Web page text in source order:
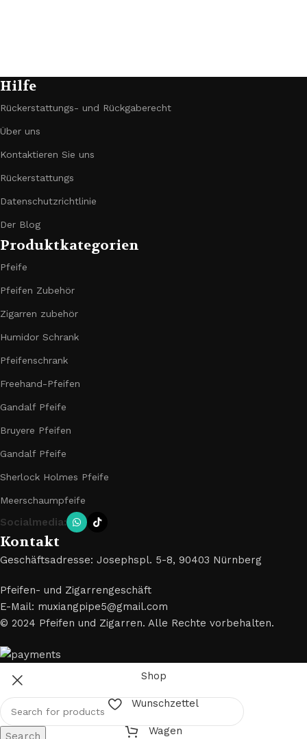
Hilfe
Rückerstattungs- und Rückgaberecht
Über uns
Kontaktieren Sie uns
Rückerstattungs
Datenschutzrichtlinie
Der Blog
Produktkategorien
Pfeife
Pfeifen Zubehör
Zigarren zubehör
Humidor Schrank
Pfeifenschrank
Freehand-Pfeifen
Gandalf Pfeife
Bruyere Pfeifen
Gandalf Pfeife
Sherlock Holmes Pfeife
Meerschaumpfeife
Socialmedia:
Kontakt
Geschäftsadresse: Josephspl. 5-8, 90403 Nürnberg
Pfeifen- und Zigarrengeschäft
E-Mail: muxiangpipe5@gmail.com
© 2024 Pfeifen und Zigarren. Alle Rechte vorbehalten.
Search
Shop
Wunschzettel
Wagen